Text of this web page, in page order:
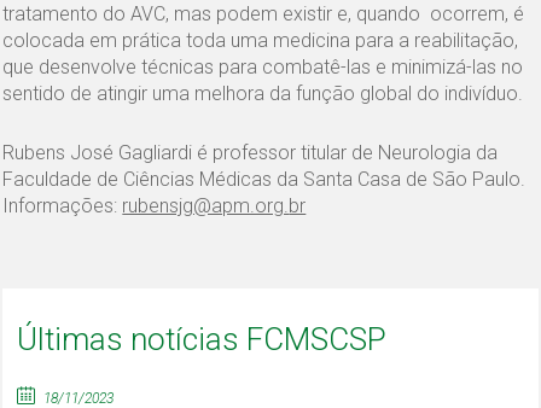
tratamento do AVC, mas podem existir e, quando ocorrem, é
colocada em prática toda uma medicina para a reabilitação,
que desenvolve técnicas para combatê-las e minimizá-las no
sentido de atingir uma melhora da função global do indivíduo.
Rubens José Gagliardi é professor titular de Neurologia da
Faculdade de Ciências Médicas da Santa Casa de São Paulo.
Informações: rubensjg@apm.org.br
Últimas notícias FCMSCSP
18/11/2023